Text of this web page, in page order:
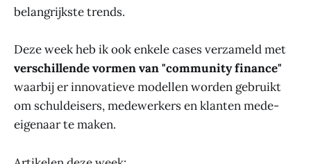
belangrijkste trends.
Deze week heb ik ook enkele cases verzameld met
verschillende vormen van "community finance"
waarbij er innovatieve modellen worden gebruikt
om schuldeisers, medewerkers en klanten mede-
eigenaar te maken.